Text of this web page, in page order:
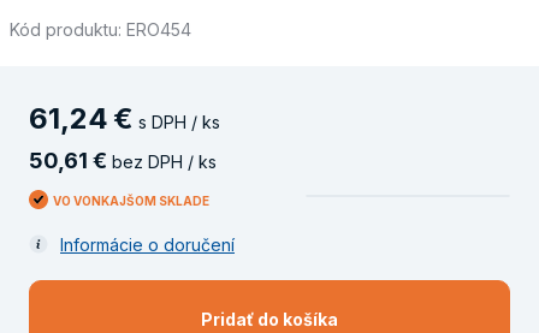
Kód produktu: ERO454
61,24 € s DPH / ks
50 61 € bez DPH / ks
VO VONKAJŠOM SKLADE
Informácie o doručení
Pridať do košíka